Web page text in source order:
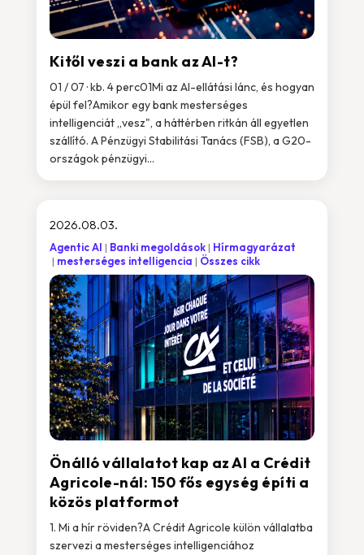
Kitől veszi a bank az AI-t?
01 / 07 · kb. 4 perc01Mi az AI-ellátási lánc, és hogyan
épül fel?Amikor egy bank mesterséges
intelligenciát „vesz", a háttérben ritkán áll egyetlen
szállító. A Pénzügyi Stabilitási Tanács (FSB), a G20-
országok pénzügyi...
Önálló vállalatot kap az AI a Crédit
Agricole-nál: 150 fős egység építi a
közös platformot
2026.08.03.
Agentic AI Banki megoldások
Hírmagyarázat
mesterséges intelligencia
Összes cikk
1. Mi a hír röviden?A Crédit Agricole külön vállalatba
szervezi a mesterséges intelligenciához